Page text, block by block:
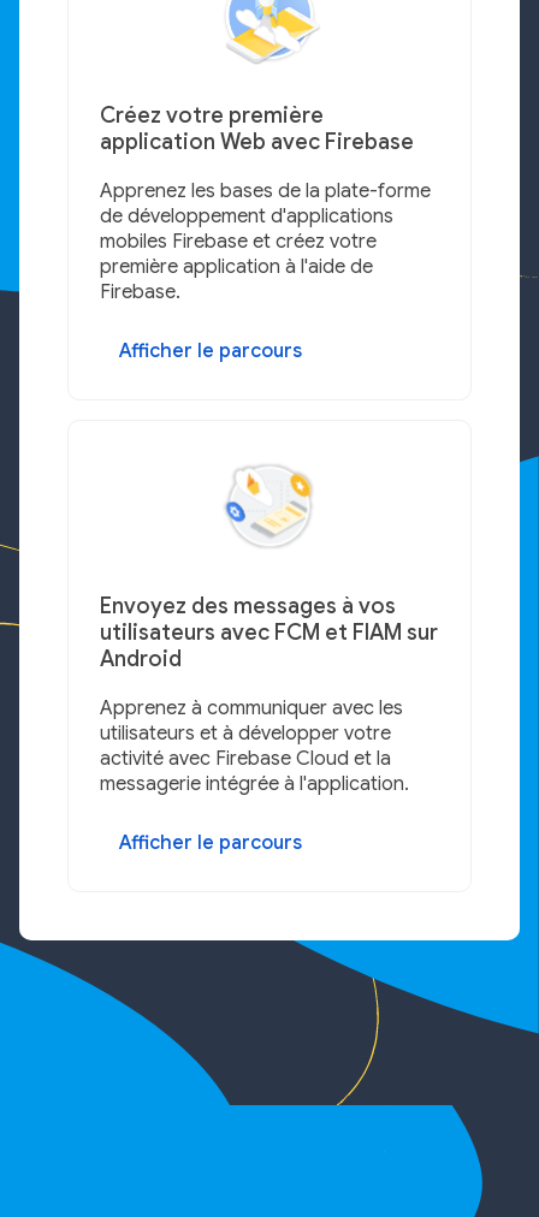
Créez votre première
application Web avec Firebase
Apprenez les bases de la plate-forme
de développement d'applications
mobiles Firebase et créez votre
première application à l'aide de
Firebase.
Afficher le parcours
Envoyez des messages à vos
utilisateurs avec FCM et FIAM sur
Android
Apprenez à communiquer avec les
utilisateurs et à développer votre
activité avec Firebase Cloud et la
messagerie intégrée à l'application.
Afficher le parcours